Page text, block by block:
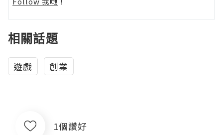
相關話題
遊戲 創業
1個讚好